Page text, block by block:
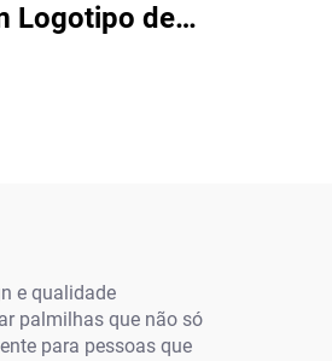
Logotipo de
Unissex
e qualidade
palmilhas que não só
para pessoas que